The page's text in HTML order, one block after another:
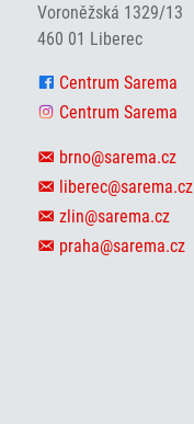
Voroněžská 1329/13
460 01 Liberec
Centrum Sarema
Centrum Sarema
brno@sarema.cz
liberec@sarema.cz
zlin@sarema.cz
praha@sarema.cz